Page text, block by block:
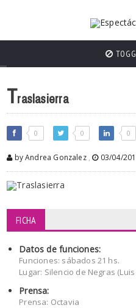
Traslasierra
0 0 0
by Andrea Gonzalez , 03/04/
FICHA
Datos de funciones:
Funciones: sábados 21 hs.
Lugar: Silencio de Negras
Prensa:
Prensa: Octavia